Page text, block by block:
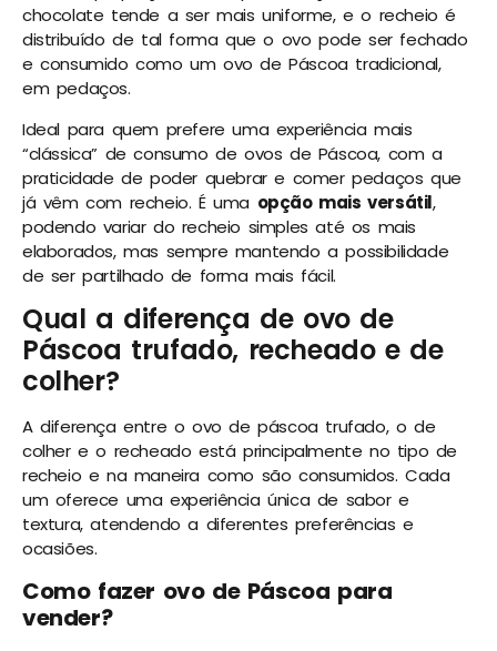
chocolate tende a ser mais uniforme, e o recheio é
distribuído de tal forma que o ovo pode ser fechado
e consumido como um ovo de Páscoa tradicional,
em pedaços.
Ideal para quem prefere uma experiência mais
“clássica” de consumo de ovos de Páscoa, com a
praticidade de poder quebrar e comer pedaços que
já vêm com recheio. É uma opção mais versátil,
podendo variar do recheio simples até os mais
elaborados, mas sempre mantendo a possibilidade
de ser partilhado de forma mais fácil.
Qual a diferença de ovo de
Páscoa trufado, recheado e de
colher?
A diferença entre o ovo de páscoa trufado, o de
colher e o recheado está principalmente no tipo de
recheio e na maneira como são consumidos. Cada
um oferece uma experiência única de sabor e
textura, atendendo a diferentes preferências e
ocasiões.
Como fazer ovo de Páscoa para
vender?